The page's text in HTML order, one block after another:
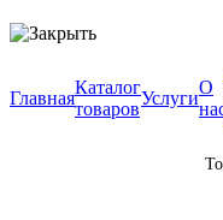
Главная
Каталог
товаров
Услуги
О